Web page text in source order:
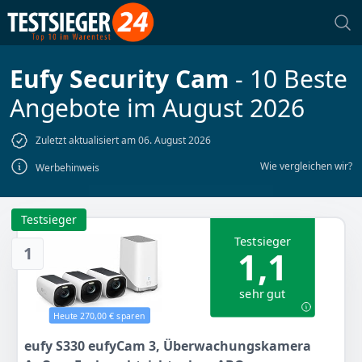
Eufy Security Cam - 10 Beste
Angebote im August 2026
Zuletzt aktualisiert am 06. August 2026
Werbehinweis
Wie vergleichen wir?
1
Testsieger
Heute 270,00 € sparen
Testsieger
1,1
sehr gut
eufy S330 eufyCam 3, Überwachungskamera